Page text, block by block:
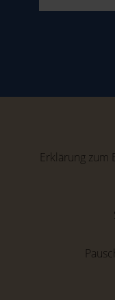
Erklärung zum